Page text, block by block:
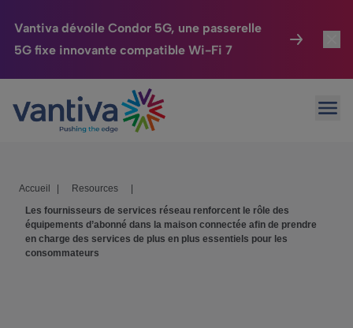
Vantiva dévoile Condor 5G, une passerelle
5G fixe innovante compatible Wi-Fi 7
Passer au contenu principal
Maison Connectée
HomeSight
Entreprise
Nos Engagements
Accueil Resources
Les fournisseurs de services réseau renforcent le rôle des
équipements d’abonné dans la maison connectée afin de prendre
en charge des services de plus en plus essentiels pour les
consommateurs